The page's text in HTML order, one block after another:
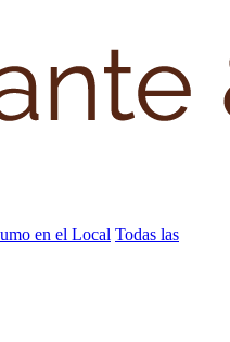
en el Local Todas las